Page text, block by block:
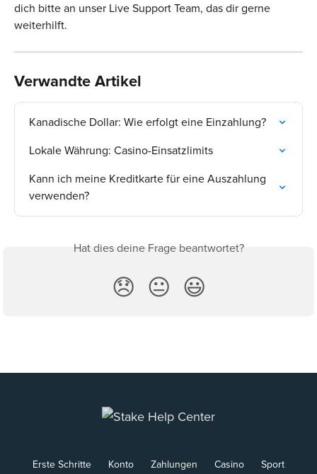
dich bitte an unser Live Support Team, das dir gerne
weiterhilft.
Verwandte Artikel
Kanadische Dollar: Wie erfolgt eine Einzahlung?
Lokale Währung: Casino-Einsatzlimits
Kann ich meine Kreditkarte für eine Auszahlung
verwenden?
Hat dies deine Frage beantwortet?
😞 😐 😃
Erste Schritte Konto Zahlungen Casino Sport